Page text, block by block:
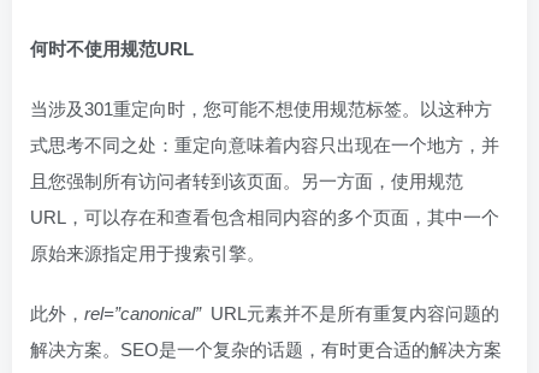
何时不使用规范URL
当涉及301重定向时，您可能不想使用规范标签。以这种方
式思考不同之处：重定向意味着内容只出现在一个地方，并
且您强制所有访问者转到该页面。另一方面，使用规范
URL，可以存在和查看包含相同内容的多个页面，其中一个
原始来源指定用于搜索引擎。
此外， rel=”canonical”URL元素并不是所有重复内容问题的
解决方案。SEO是一个复杂的话题，有时更合适的解决方案